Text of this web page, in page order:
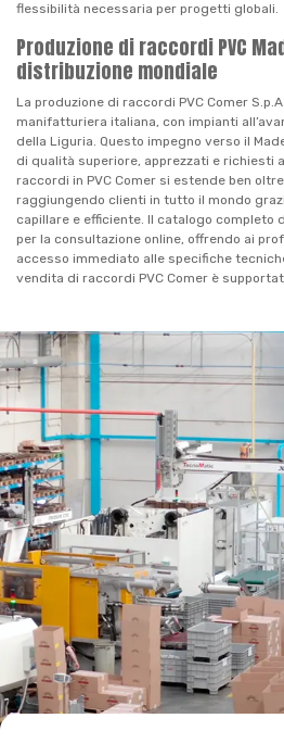
flessibilità necessaria per progetti globali.
Produzione di raccordi PVC
distribuzione mondiale
La produzione di raccordi PVC Comer
manifatturiera italiana, con impianti
della Liguria. Questo impegno verso il
di qualità superiore, apprezzati e richiesti
raccordi in PVC Comer si estende ben
raggiungendo clienti in tutto il mondo
capillare e efficiente. Il catalogo completo
per la consultazione online, offrendo ai
accesso immediato alle specifiche
vendita di raccordi PVC Comer è